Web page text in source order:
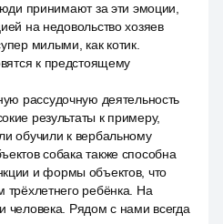
принимают за эти эмоции,
на недовольство хозяев
милыми, как котик.
к предстоящему
рассудочную деятельность
результаты к примеру,
обучили к вербальному
собака также способна
и формы объектов, что
трёхлетнего ребёнка. На
человека. Рядом с нами всегда